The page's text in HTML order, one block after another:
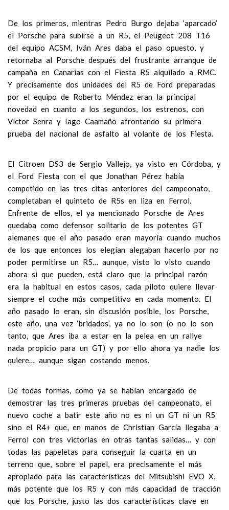
De los primeros, mientras Pedro Burgo dejaba ‘aparcado’
el Porsche para subirse a un R5, el Peugeot 208 T16
del equipo ACSM, Iván Ares daba el paso opuesto, y
retornaba al Porsche después del frustrante arranque de
campaña en Canarias con el Fiesta R5 alquilado a RMC.
Y precisamente dos unidades del R5 de Ford preparadas
por el equipo de Roberto Méndez eran la principal
novedad en cuanto a los segundos, los estrenos, con
Víctor Senra y Iago Caamaño afrontando su primera
prueba del nacional de asfalto al volante de los Fiesta.
El Citroen DS3 de Sergio Vallejo, ya visto en Córdoba, y
el Ford Fiesta con el que Jonathan Pérez había
competido en las tres citas anteriores del campeonato,
completaban el quinteto de R5s en liza en Ferrol.
Enfrente de ellos, el ya mencionado Porsche de Ares
quedaba como defensor solitario de los potentes GT
alemanes que el año pasado eran mayoría cuando muchos
de los que entonces los elegían alegaban hacerlo por no
poder permitirse un R5… aunque, visto lo visto cuando
ahora si que pueden, está claro que la principal razón
era la habitual en estos casos, cada piloto quiere llevar
siempre el coche más competitivo en cada momento. El
año pasado lo eran, sin discusión posible, los Porsche,
este año, una vez ‘bridados’, ya no lo son (o no lo son
tanto, que Ares iba a estar en la pelea en un rallye
nada propicio para un GT) y por ello ahora ya nadie los
quiere… aunque sigan costando menos.
De todas formas, como ya se habían encargado de
demostrar las tres primeras pruebas del campeonato, el
nuevo coche a batir este año no es ni un GT ni un R5
sino el R4+ que, en manos de Christian García llegaba a
Ferrol con tres victorias en otras tantas salidas… y con
todas las papeletas para conseguir la cuarta en un
terreno que, sobre el papel, era precisamente el más
apropiado para las características del Mitsubishi EVO X,
más potente que los R5 y con más capacidad de tracción
que los Porsche, justo las dos características clave en